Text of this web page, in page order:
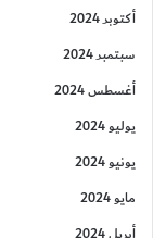
أكتوبر 2024
سبتمبر 2024
أغسطس 2024
يوليو 2024
يونيو 2024
مايو 2024